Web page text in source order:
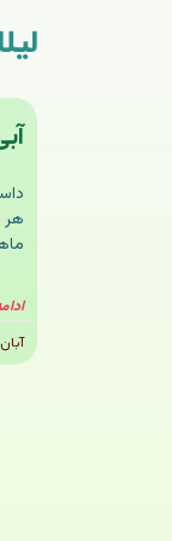
هر
آبان ۱۳, ۱۴۰۲